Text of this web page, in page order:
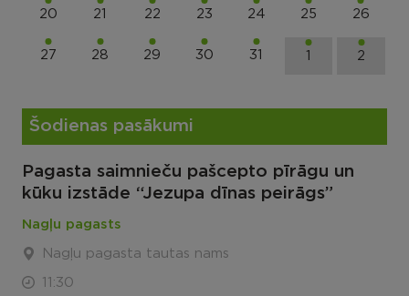
20 21 22 23 24 25 26
27 28 29 30 31 1 2
Šodienas pasākumi
Pagasta saimnieču pašcepto pīrāgu un
kūku izstāde “Jezupa dīnas peirāgs”
Nagļu pagasts
Nagļu pagasta tautas nams
11:30